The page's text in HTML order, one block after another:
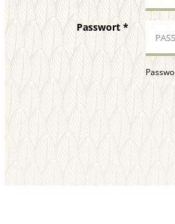
Passwort*